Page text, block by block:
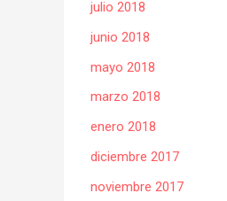
julio 2018
junio 2018
mayo 2018
marzo 2018
enero 2018
diciembre 2017
noviembre 2017